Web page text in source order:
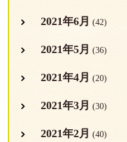
2021年6月 (42)
2021年5月 (36)
2021年4月 (20)
2021年3月 (30)
2021年2月 (40)